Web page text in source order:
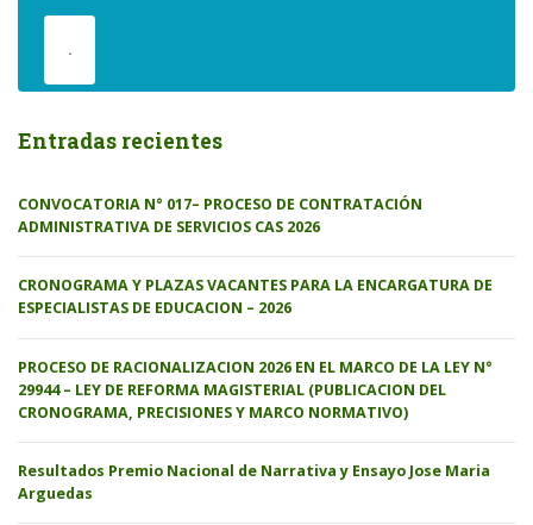
.
Entradas recientes
CONVOCATORIA N° 017– PROCESO DE CONTRATACIÓN
ADMINISTRATIVA DE SERVICIOS CAS 2026
CRONOGRAMA Y PLAZAS VACANTES PARA LA ENCARGATURA DE
ESPECIALISTAS DE EDUCACION – 2026
PROCESO DE RACIONALIZACION 2026 EN EL MARCO DE LA LEY N°
29944 – LEY DE REFORMA MAGISTERIAL (PUBLICACION DEL
CRONOGRAMA, PRECISIONES Y MARCO NORMATIVO)
Resultados Premio Nacional de Narrativa y Ensayo Jose Maria
Arguedas